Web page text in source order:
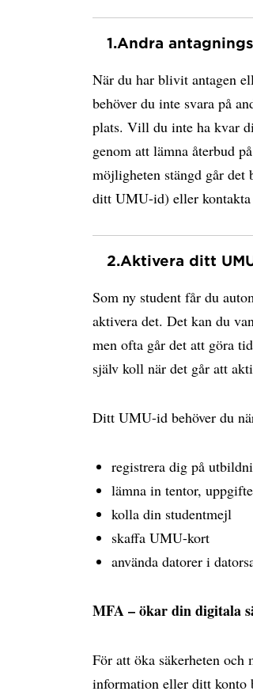
1.Andra
När du har blivit antagen
behöver du inte svara på
plats. Vill du inte ha kvar
genom att lämna återbud på
möjligheten stängd går det
ditt UMU-id) eller
2.Aktivera ditt
Som ny student får du
aktivera det. Det kan du
men ofta går det att göra
själv koll när det går att
Ditt UMU-id behöver du
registrera dig på
lämna in tentor,
kolla din studentmejl
skaffa UMU-kort
använda datorer i
MFA – ökar din digitala
För att öka säkerheten
information eller ditt konto